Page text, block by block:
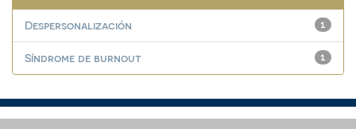
1
Despersonalización
1
Síndrome de burnout